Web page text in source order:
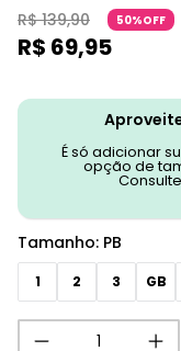
R$ 139,90 50%OFF
R$ 69,95
É só adicionar
opção de
Tamanho: PB
1 2 3 GB